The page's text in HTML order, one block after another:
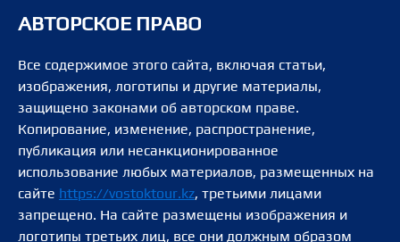
АВТОРСКОЕ ПРАВО
Все содержимое этого сайта, включая статьи,
изображения, логотипы и другие материалы,
защищено законами об авторском праве.
Копирование, изменение, распространение,
публикация или несанкционированное
использование любых материалов, размещенных на
сайте https://vostoktour.kz, третьими лицами
запрещено. На сайте размещены изображения и
логотипы третьих лиц, все они должным образом